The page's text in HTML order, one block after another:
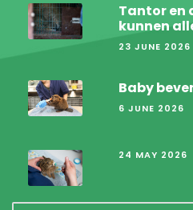
Tantor en
kunnen
23 JUNE 2026
Baby
6 JUNE 2026
24 MAY 2026